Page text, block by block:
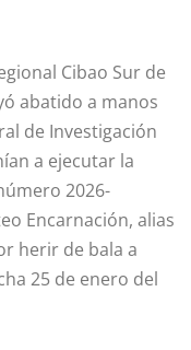
Cibao Sur de
abatido a manos
de Investigación
a ejecutar la
2026-
Encarnación, alias
herir de bala a
25 de enero del